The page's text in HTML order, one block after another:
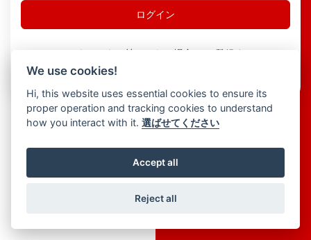
アカウントをお持ちでない場合は、 登録する
© 2026 Creators Choice ERP
We use cookies!
Hi, this website uses essential cookies to ensure its
proper operation and tracking cookies to understand
how you interact with it.選ばせてください
Accept all
Reject all